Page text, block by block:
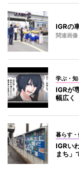
IGRの
関連画像
学ぶ・知
IGRが
幅広く
暮らす・
IGRい
まち」